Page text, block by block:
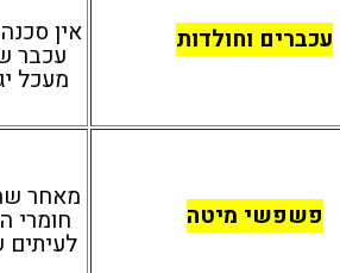
עכברים וחולדות
אין
עכבר
מעכל
פשפשי מיטה
מאחר
חומרי
לעיתים